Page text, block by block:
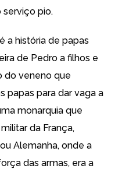
pio.
a história de papas
de Pedro a filhos e
do veneno que
papas para dar vaga a
monarquia que
da França,
Alemanha, onde a
das armas, era a